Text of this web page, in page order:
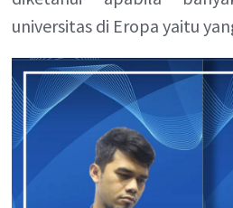
universitas di Eropa yaitu